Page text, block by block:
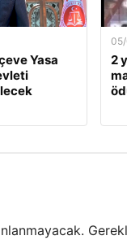
Yasa
2